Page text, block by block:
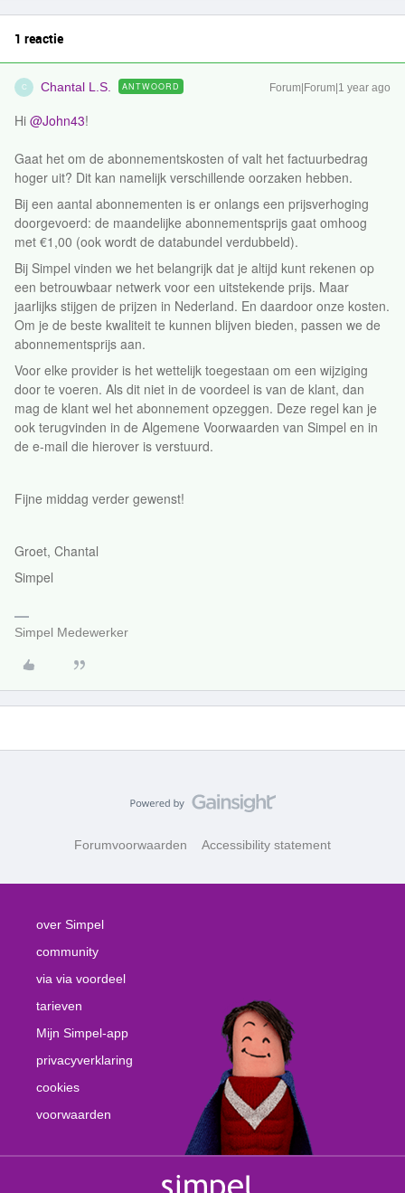
1 reactie
C Chantal L.S. ANTWOORD Forum|Forum|1 year ago
Hi ​ @John43!
Gaat het om de abonnementskosten of valt het factuurbedrag
hoger uit? Dit kan namelijk verschillende oorzaken hebben.
Bij een aantal abonnementen is er onlangs een prijsverhoging
doorgevoerd: de maandelijke abonnementsprijs gaat omhoog
met €1,00 (ook wordt de databundel verdubbeld).
Bij Simpel vinden we het belangrijk dat je altijd kunt rekenen op
een betrouwbaar netwerk voor een uitstekende prijs. Maar
jaarlijks stijgen de prijzen in Nederland. En daardoor onze kosten.
Om je de beste kwaliteit te kunnen blijven bieden, passen we de
abonnementsprijs aan.
Voor elke provider is het wettelijk toegestaan om een wijziging
door te voeren. Als dit niet in de voordeel is van de klant, dan
mag de klant wel het abonnement opzeggen. Deze regel kan je
ook terugvinden in de Algemene Voorwaarden van Simpel en in
de e-mail die hierover is verstuurd.
Fijne middag verder gewenst!
Groet, Chantal
Simpel
Simpel Medewerker
Forumvoorwaarden Accessibility statement
over Simpel
community
via via voordeel
tarieven
Mijn Simpel-app
privacyverklaring
cookies
voorwaarden